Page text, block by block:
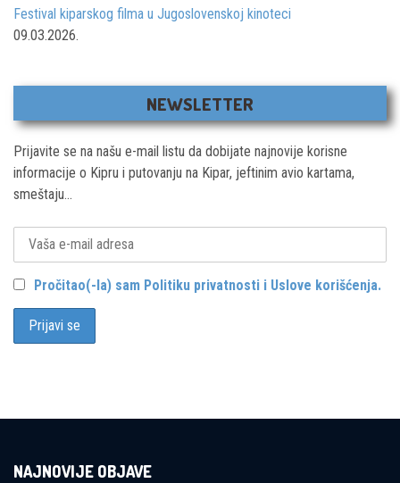
Festival kiparskog filma u Jugoslovenskoj kinoteci
09.03.2026.
NEWSLETTER
Prijavite se na našu e-mail listu da dobijate najnovije korisne
informacije o Kipru i putovanju na Kipar, jeftinim avio kartama,
smeštaju...
Pročitao(-la) sam Politiku privatnosti i Uslove korišćenja.
NAJNOVIJE OBJAVE